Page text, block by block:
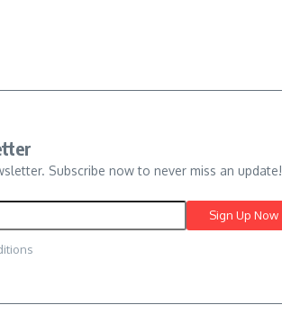
Subscribe now to never miss an update!